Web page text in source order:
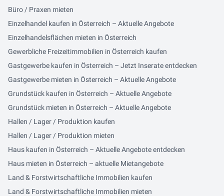
Büro / Praxen mieten
Einzelhandel kaufen in Österreich – Aktuelle Angebote
Einzelhandelsflächen mieten in Österreich
Gewerbliche Freizeitimmobilien in Österreich kaufen
Gastgewerbe kaufen in Österreich – Jetzt Inserate entdecken
Gastgewerbe mieten in Österreich – Aktuelle Angebote
Grundstück kaufen in Österreich – Aktuelle Angebote
Grundstück mieten in Österreich – Aktuelle Angebote
Hallen / Lager / Produktion kaufen
Hallen / Lager / Produktion mieten
Haus kaufen in Österreich – Aktuelle Angebote entdecken
Haus mieten in Österreich – aktuelle Mietangebote
Land & Forstwirtschaftliche Immobilien kaufen
Land & Forstwirtschaftliche Immobilien mieten